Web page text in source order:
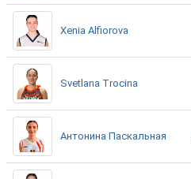
Xenia Alfiorova
Svetlana Trocina
Антонина Паскальная